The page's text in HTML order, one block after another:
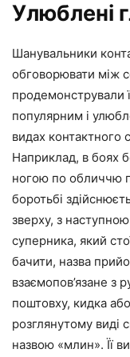
Улюблені
Шанувальники
обговорювати між
продемонстрували
популярним і
видах контактного
Наприклад, в боях
ногою по обличчю
боротьбі
зверху, з
суперника, який
бачити, назва
взаємопов’язане з
поштовху, кидка
розглянутому виді
назвою «млин». Її